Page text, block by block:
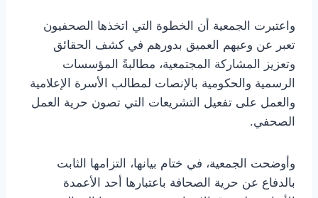
واعتبرت الجمعية أن الخطوة التي اتخذها الصحفيون
تعبر عن وعيهم العميق بدورهم في كشف الحقائق
وتعزيز المشاركة المجتمعية، مطالبةً المؤسسات
الرسمية والحكومية بالإنصات لمطالب الأسرة الإعلامية
والعمل على تفعيل التشريعات التي تصون حرية العمل
الصحفي.
وأوضحت الجمعية، في ختام بيانها، التزامها الثابت
بالدفاع عن حرية الصحافة باعتبارها أحد الأعمدة